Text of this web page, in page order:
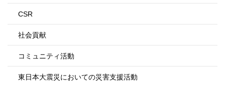
CSR
社会貢献
コミュニティ活動
東日本大震災においての災害支援活動